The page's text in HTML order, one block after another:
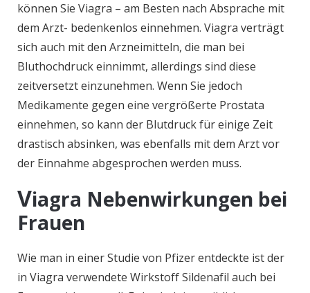
können Sie Viagra – am Besten nach Absprache mit
dem Arzt- bedenkenlos einnehmen. Viagra verträgt
sich auch mit den Arzneimitteln, die man bei
Bluthochdruck einnimmt, allerdings sind diese
zeitversetzt einzunehmen. Wenn Sie jedoch
Medikamente gegen eine vergrößerte Prostata
einnehmen, so kann der Blutdruck für einige Zeit
drastisch absinken, was ebenfalls mit dem Arzt vor
der Einnahme abgesprochen werden muss.
Viagra Nebenwirkungen bei
Frauen
Wie man in einer Studie von Pfizer entdeckte ist der
in Viagra verwendete Wirkstoff Sildenafil auch bei